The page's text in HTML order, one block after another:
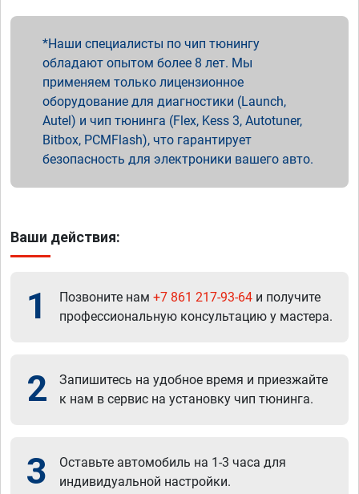
Наши специалисты по чип тюнингу
обладают опытом более 8 лет. Мы
применяем только лицензионное
оборудование для диагностики (Launch,
Autel) и чип тюнинга (Flex, Kess 3, Autotuner,
Bitbox, PCMFlash), что гарантирует
безопасность для электроники вашего авто.
Ваши действия:
1 Позвоните нам +7 861 217-93-64 и получите
профессиональную консультацию у мастера.
2
Запишитесь на удобное время и приезжайте
к нам в сервис на установку чип тюнинга.
3
Оставьте автомобиль на 1-3 часа для
индивидуальной настройки.